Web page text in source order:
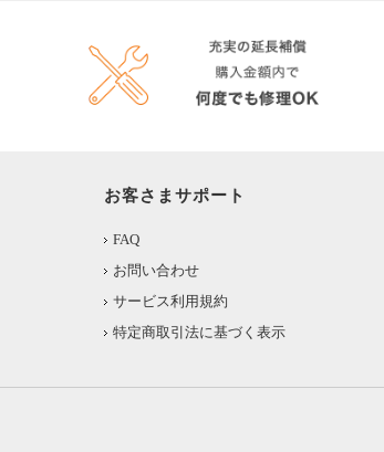
お客さまサポート
FAQ
お問い合わせ
サービス利用規約
特定商取引法に基づく表示